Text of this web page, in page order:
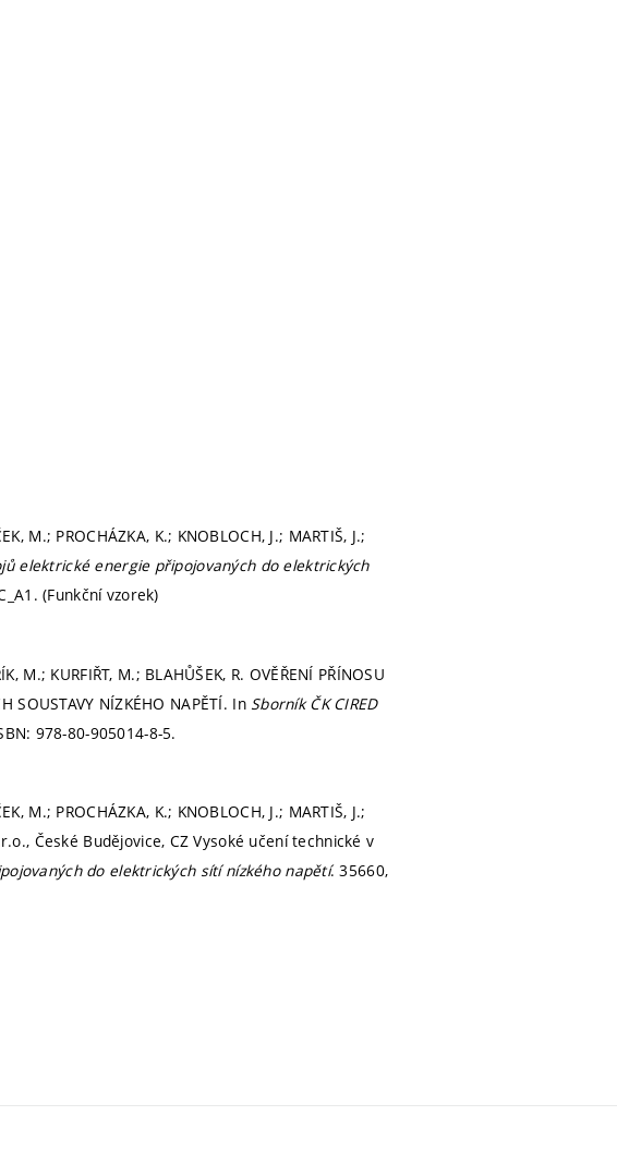
M.; PROCHÁZKA, K.; KNOBLOCH, J.; MARTIŠ, J.;
elektrické energie připojovaných do elektrických
(Funkční vzorek)
M.; KURFIŘT, M.; BLAHŮŠEK, R. OVĚŘENÍ PŘÍNOSU
SOUSTAVY NÍZKÉHO NAPĚTÍ. In Sborník ČK CIRED
978-80-905014-8-5.
M.; PROCHÁZKA, K.; KNOBLOCH, J.; MARTIŠ, J.;
České Budějovice, CZ Vysoké učení technické v
do elektrických sítí nízkého napětí. 35660,